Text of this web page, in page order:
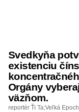
Svedkyňa
existenciu
Orgány
väzňom.
reportér Ťi Ta;Veľká